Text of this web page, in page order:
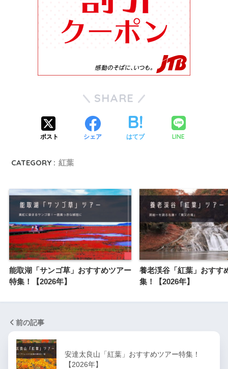
SHARE
ポスト シェア はてブ LINE
CATEGORY : 紅葉
能取湖「サンゴ草」おすすめツアー
特集！【2026年】
養老渓谷「紅葉」おすす
集！【2026年】
前の記事
安達太良山「紅葉」おすすめツアー特集！
【2026年】